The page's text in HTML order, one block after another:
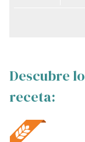
Descubre
receta: